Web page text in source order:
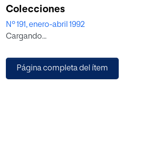
para mejorar la enseñanza.
Colecciones
Nº 191, enero-abril 1992
Cargando...
Página completa del ítem